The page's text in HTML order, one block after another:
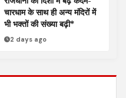
चारधाम के साथ ही अन्य मंदिरों में
भी भक्तों की संख्या बढ़ी*
2 days ago